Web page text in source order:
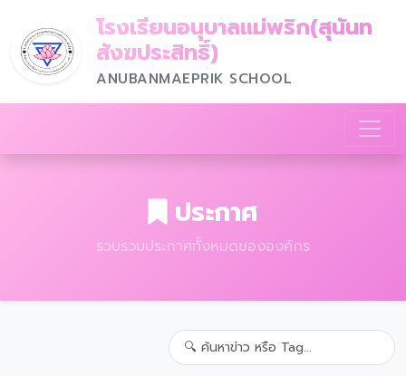
โรงเรียนอนุบาลแม่พริก(สุนันท
สังฆประสิทธิ์)
ANUBANMAEPRIK SCHOOL
ประกาศ
รวบรวมประกาศทั้งหมดขององค์กร